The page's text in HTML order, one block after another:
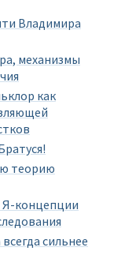
Владимира
механизмы
как
теорию
Я‑концепции
сильнее